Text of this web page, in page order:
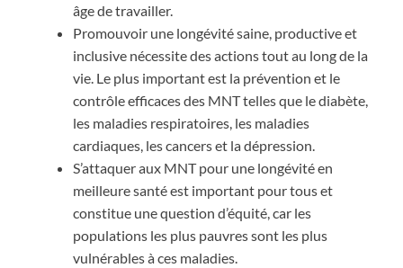
âge de travailler.
Promouvoir une longévité saine, productive et
inclusive nécessite des actions tout au long de la
vie. Le plus important est la prévention et le
contrôle efficaces des MNT telles que le diabète,
les maladies respiratoires, les maladies
cardiaques, les cancers et la dépression.
S’attaquer aux MNT pour une longévité en
meilleure santé est important pour tous et
constitue une question d’équité, car les
populations les plus pauvres sont les plus
vulnérables à ces maladies.